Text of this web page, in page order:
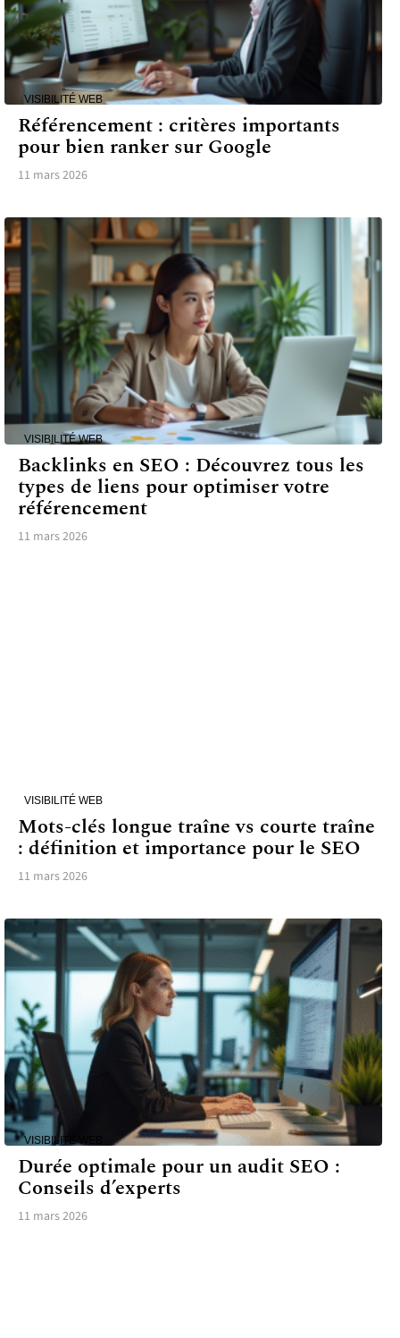
VISIBILITÉ WEB
Référencement : critères importants
pour bien ranker sur Google
11 mars 2026
VISIBILITÉ WEB
Backlinks en SEO : Découvrez tous les
types de liens pour optimiser votre
référencement
11 mars 2026
VISIBILITÉ WEB
Mots-clés longue traîne vs courte traîne
: définition et importance pour le SEO
11 mars 2026
VISIBILITÉ WEB
Durée optimale pour un audit SEO :
Conseils d’experts
11 mars 2026